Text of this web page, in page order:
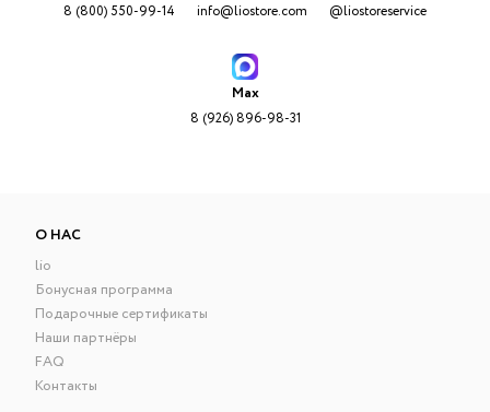
8 (800) 550-99-14 info@liostore.com @liostoreservice
Max
8 (926) 896-98-31
О НАС
lio
Бонусная программа
Подарочные сертификаты
Наши партнёры
FAQ
Контакты